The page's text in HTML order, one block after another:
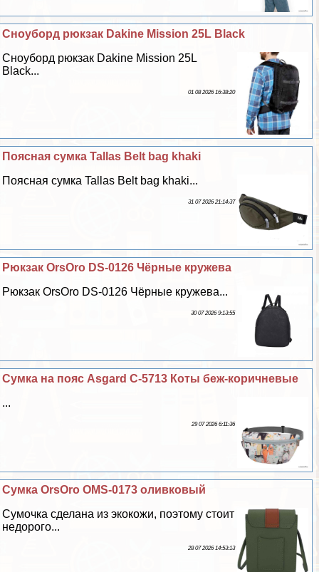
Сноуборд рюкзак Dakine Mission 25L Black
Сноуборд рюкзак Dakine Mission 25L
Black...
01 08 2026 16:38:20
Поясная сумка Tallas Belt bag khaki
Поясная сумка Tallas Belt bag khaki...
31 07 2026 21:14:37
Рюкзак OrsOro DS-0126 Чёрные кружева
Рюкзак OrsOro DS-0126 Чёрные кружева...
30 07 2026 9:13:55
Сумка на пояс Asgard С-5713 Коты беж-коричневые
...
29 07 2026 6:11:36
Сумка OrsOro OMS-0173 оливковый
Сумочка сделана из экокожи, поэтому стоит
недорого...
28 07 2026 14:53:13